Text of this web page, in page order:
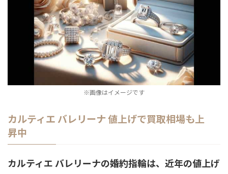
※画像はイメージです
カルティエ バレリーナ 値上げで買取相場も上
昇中
カルティエ バレリーナの婚約指輪は、近年の値上げ